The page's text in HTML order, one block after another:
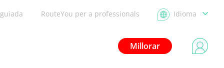
RouteYou per a professionals Idioma
Millorar